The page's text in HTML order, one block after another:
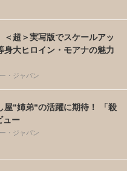
＜超＞実写版でスケールアッ
身大ヒロイン・モアナの魅力
・ジャパン
屋“姉弟“の活躍に期待！ 「殺
ュー
・ジャパン